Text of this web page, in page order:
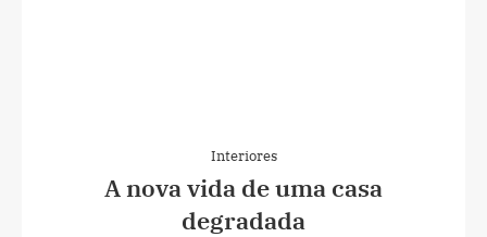
Interiores
A nova vida de uma casa
degradada